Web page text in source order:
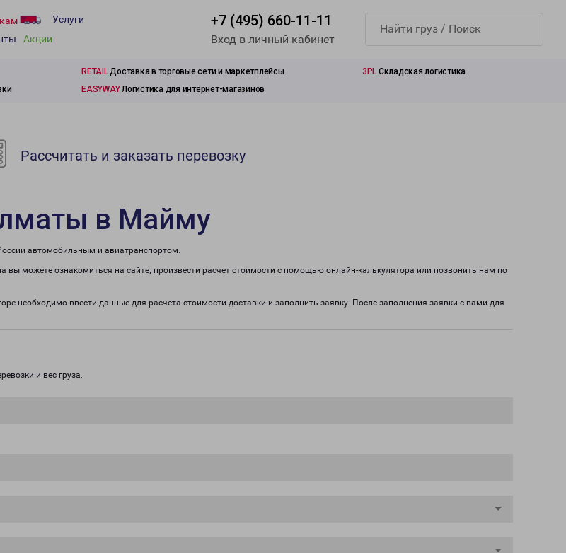
Услуги
Акции
+7 (495) 660-11-11
Вход в личный кабинет
RETAILДоставка в торговые сети и маркетплейсы 3PL Складская логистика
EASYWAYЛогистика для интернет-магазинов
Рассчитать и заказать перевозку
в Майму
автомобильным и авиатранспортом.
можете ознакомиться на сайте, произвести расчет стоимости с помощью онлайн-калькулятора или позвонить нам по
необходимо ввести данные для расчета стоимости доставки и заполнить заявку. После заполнения заявки с вами для
и вес груза.